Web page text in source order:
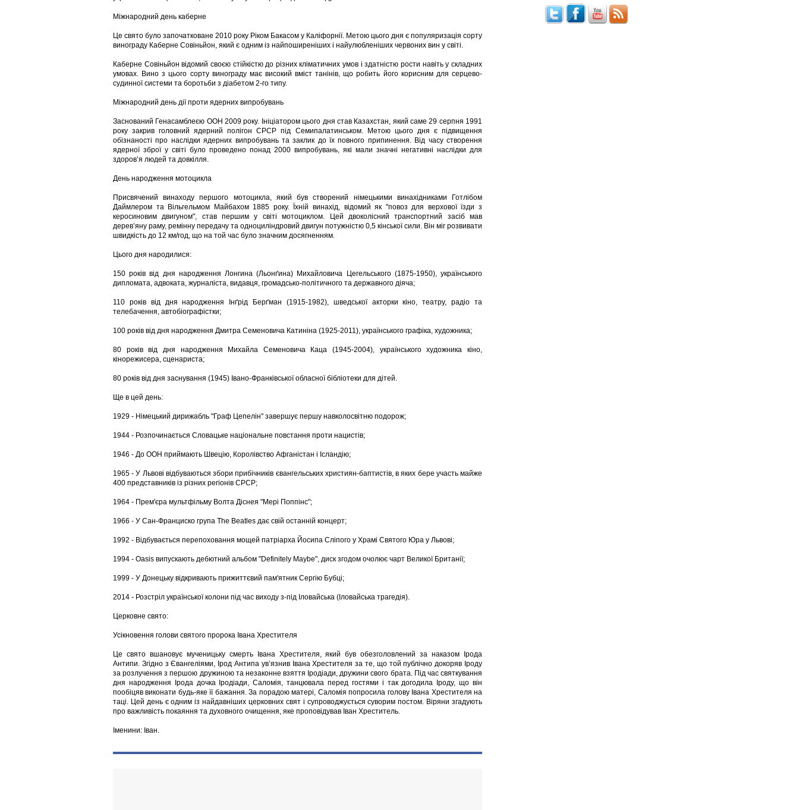
Міжнародний день каберне
Це свято було започатковане 2010 року Ріком Бакасом у Каліфорнії. Метою цього дня є популяризація сорту
винограду Каберне Совіньйон, який є одним із найпоширеніших і найулюбленіших червоних вин у світі.
Каберне Совіньйон відомий своєю стійкістю до різних кліматичних умов і здатністю рости навіть у складних
умовах. Вино з цього сорту винограду має високий вміст танінів, що робить його корисним для серцево-
судинної системи та боротьби з діабетом 2-го типу.
Міжнародний день дії проти ядерних випробувань
Заснований Генасамблеєю ООН 2009 року. Ініціатором цього дня став Казахстан, який саме 29 серпня 1991
року закрив головний ядерний полігон СРСР під Семипалатинськом. Метою цього дня є підвищення
обізнаності про наслідки ядерних випробувань та заклик до їх повного припинення. Від часу створення
ядерної зброї у світі було проведено понад 2000 випробувань, які мали значні негативні наслідки для
здоров’я людей та довкілля.
День народження мотоцикла
Присвячений винаходу першого мотоцикла, який був створений німецькими винахідниками Готлібом
Даймлером та Вільгельмом Майбахом 1885 року. Їхній винахід, відомий як "повоз для верхової їзди з
керосиновим двигуном", став першим у світі мотоциклом. Цей двоколісний транспортний засіб мав
дерев’яну раму, ремінну передачу та одноциліндровий двигун потужністю 0,5 кінської сили. Він міг розвивати
швидкість до 12 км/год, що на той час було значним досягненням.
Цього дня народилися:
150 років від дня народження Лонгина (Льонґина) Михайловича Цегельського (1875-1950), українського
дипломата, адвоката, журналіста, видавця, громадсько-політичного та державного діяча;
110 років від дня народження Інґрід Берґман (1915-1982), шведської акторки кіно, театру, радіо та
телебачення, автобіографістки;
100 років від дня народження Дмитра Семеновича Катиніна (1925-2011), українського графіка, художника;
80 років від дня народження Михайла Семеновича Каца (1945-2004), українського художника кіно,
кінорежисера, сценариста;
80 років від дня заснування (1945) Івано-Франківської обласної бібліотеки для дітей.
Ще в цей день:
1929 - Німецький дирижабль "Граф Цепелін" завершує першу навколосвітню подорож;
1944 - Розпочинається Словацьке національне повстання проти нацистів;
1946 - До ООН приймають Швецію, Королівство Афганістан і Ісландію;
1965 - У Львові відбуваються збори прибічників євангельських християн-баптистів, в яких бере участь майже
400 представників із різних регіонів СРСР;
1964 - Прем'єра мультфільму Волта Діснея "Мері Поппінс";
1966 - У Сан-Франциско група The Beatles дає свій останній концерт;
1992 - Відбувається перепоховання мощей патріарха Йосипа Сліпого у Храмі Святого Юра у Львові;
1994 - Oasis випускають дебютний альбом "Definitely Maybe", диск згодом очолює чарт Великої Британії;
1999 - У Донецьку відкривають прижиттєвий пам'ятник Сергію Бубці;
2014 - Розстріл української колони під час виходу з-під Іловайська (Іловайська трагедія).
Церковне свято:
Усікновення голови святого пророка Івана Хрестителя
Це свято вшановує мученицьку смерть Івана Хрестителя, який був обезголовлений за наказом Ірода
Антипи. Згідно з Євангеліями, Ірод Антипа ув’язнив Івана Хрестителя за те, що той публічно докоряв Іроду
за розлучення з першою дружиною та незаконне взяття Іродіади, дружини свого брата. Під час святкування
дня народження Ірода дочка Іродіади, Саломія, танцювала перед гостями і так догодила Іроду, що він
пообіцяв виконати будь-яке її бажання. За порадою матері, Саломія попросила голову Івана Хрестителя на
таці. Цей день є одним із найдавніших церковних свят і супроводжується суворим постом. Віряни згадують
про важливість покаяння та духовного очищення, яке проповідував Іван Хреститель.
Іменини: Іван.